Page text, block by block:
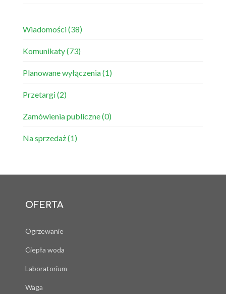
Wiadomości(38)
Komunikaty(73)
Planowane wyłączenia(1)
Przetargi(2)
Zamówienia publiczne(0)
Na sprzedaż(1)
OFERTA
Ogrzewanie
Ciepła woda
Laboratorium
Waga